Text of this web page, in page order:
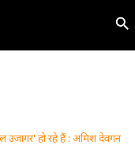
उजागर' हो रहे हैं : अमिश देवगन